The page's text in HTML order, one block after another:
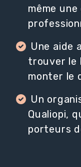
même
Une aide
trouver le
monter le
Un
Qualiopi,
porteurs